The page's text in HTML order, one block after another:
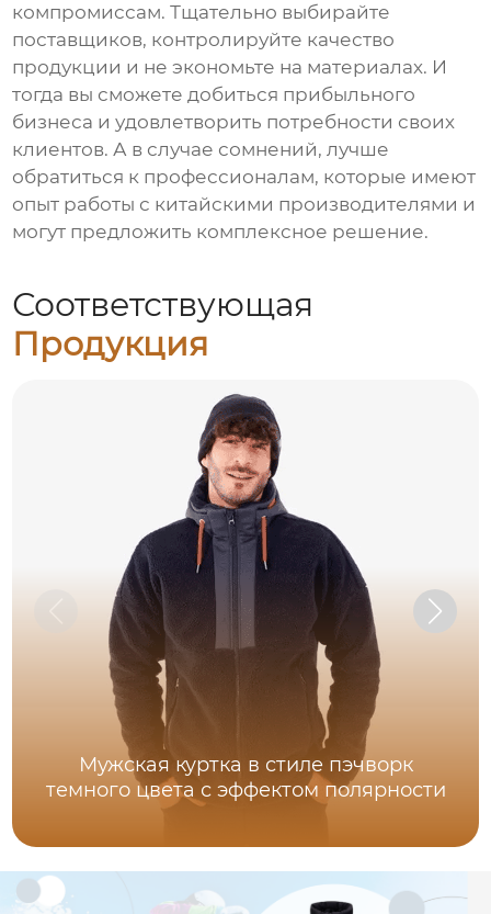
компромиссам. Тщательно выбирайте
поставщиков, контролируйте качество
продукции и не экономьте на материалах. И
тогда вы сможете добиться прибыльного
бизнеса и удовлетворить потребности своих
клиентов. А в случае сомнений, лучше
обратиться к профессионалам, которые имеют
опыт работы с китайскими производителями и
могут предложить комплексное решение.
Соответствующая
Продукция
Мужская куртка в стиле пэчворк
темного цвета с эффектом полярности